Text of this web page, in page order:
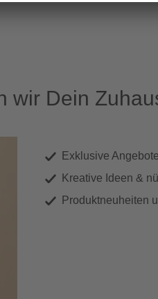
wir Dein
Exklusive
Kreative Ideen &
Produktneuheiten